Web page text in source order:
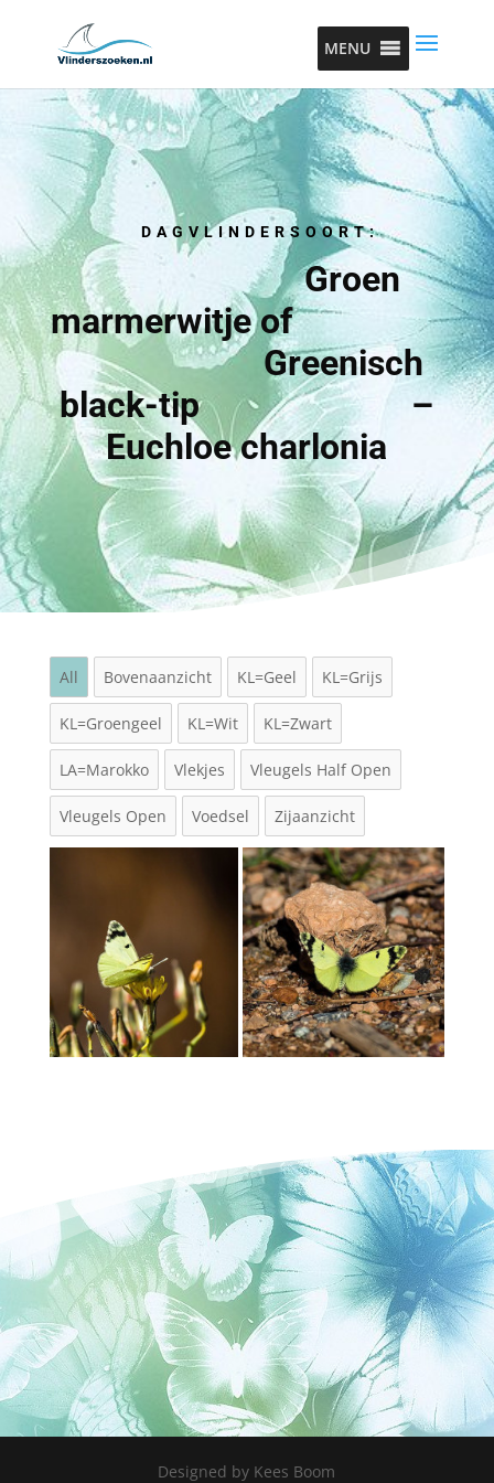
MENU
DAGVLINDERSOORT:
Groen
marmerwitje of
Greenisch
black-tip –
Euchloe charlonia
All Bovenaanzicht KL=Geel KL=Grijs
KL=Groengeel KL=Wit KL=Zwart
LA=Marokko Vlekjes Vleugels Half Open
Vleugels Open Voedsel Zijaanzicht
Designed by Kees Boom